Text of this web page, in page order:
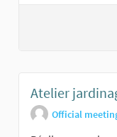
Atelier
Official